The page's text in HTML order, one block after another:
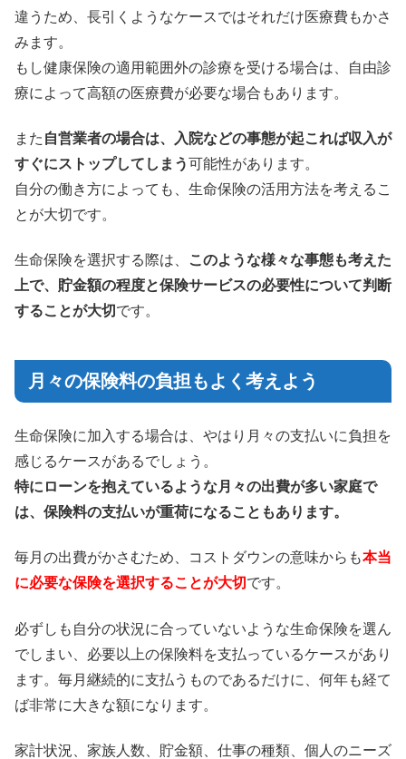
違うため、長引くようなケースではそれだけ医療費もかさ
みます。
もし健康保険の適用範囲外の診療を受ける場合は、自由診
療によって高額の医療費が必要な場合もあります。
また 自営業者の場合は、入院などの事態が起これば収入が
すぐにストップしてしまう可能性があります。
自分の働き方によっても、生命保険の活用方法を考えるこ
とが大切です。
生命保険を選択する際は、
このような様々な事態も考えた
上で、貯金額の程度と保険サービスの必要性について判断
することが大切 です。
月々の保険料の負担もよく考えよう
生命保険に加入する場合は、やはり月々の支払いに負担を
感じるケースがあるでしょう。
特にローンを抱えているような月々の出費が多い家庭で
は、保険料の支払いが重荷になることもあります。
毎月の出費がかさむため、コストダウンの意味からも本当
に必要な保険を選択することが大切です。
必ずしも自分の状況に合っていないような生命保険を選ん
でしまい、必要以上の保険料を支払っているケースがあり
ます。毎月継続的に支払うものであるだけに、何年も経て
ば非常に大きな額になります。
家計状況、家族人数、貯金額、仕事の種類、個人のニーズ